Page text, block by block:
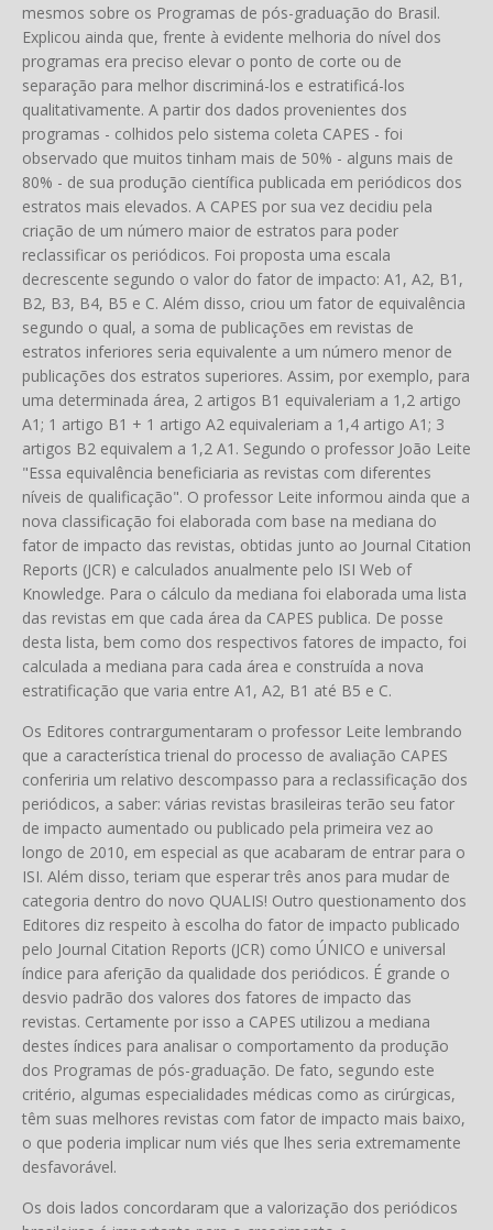
mesmos sobre os Programas de pós-graduação do Brasil.
Explicou ainda que, frente à evidente melhoria do nível dos
programas era preciso elevar o ponto de corte ou de
separação para melhor discriminá-los e estratificá-los
qualitativamente. A partir dos dados provenientes dos
programas - colhidos pelo sistema coleta CAPES - foi
observado que muitos tinham mais de 50% - alguns mais de
80% - de sua produção científica publicada em periódicos dos
estratos mais elevados. A CAPES por sua vez decidiu pela
criação de um número maior de estratos para poder
reclassificar os periódicos. Foi proposta uma escala
decrescente segundo o valor do fator de impacto: A1, A2, B1,
B2, B3, B4, B5 e C. Além disso, criou um fator de equivalência
segundo o qual, a soma de publicações em revistas de
estratos inferiores seria equivalente a um número menor de
publicações dos estratos superiores. Assim, por exemplo, para
uma determinada área, 2 artigos B1 equivaleriam a 1,2 artigo
A1; 1 artigo B1 + 1 artigo A2 equivaleriam a 1,4 artigo A1; 3
artigos B2 equivalem a 1,2 A1. Segundo o professor João Leite
"Essa equivalência beneficiaria as revistas com diferentes
níveis de qualificação". O professor Leite informou ainda que a
nova classificação foi elaborada com base na mediana do
fator de impacto das revistas, obtidas junto ao Journal Citation
Reports (JCR) e calculados anualmente pelo ISI Web of
Knowledge. Para o cálculo da mediana foi elaborada uma lista
das revistas em que cada área da CAPES publica. De posse
desta lista, bem como dos respectivos fatores de impacto, foi
calculada a mediana para cada área e construída a nova
estratificação que varia entre A1, A2, B1 até B5 e C.
Os Editores contrargumentaram o professor Leite lembrando
que a característica trienal do processo de avaliação CAPES
conferiria um relativo descompasso para a reclassificação dos
periódicos, a saber: várias revistas brasileiras terão seu fator
de impacto aumentado ou publicado pela primeira vez ao
longo de 2010, em especial as que acabaram de entrar para o
ISI. Além disso, teriam que esperar três anos para mudar de
categoria dentro do novo QUALIS! Outro questionamento dos
Editores diz respeito à escolha do fator de impacto publicado
pelo Journal Citation Reports (JCR) como ÚNICO e universal
índice para aferição da qualidade dos periódicos. É grande o
desvio padrão dos valores dos fatores de impacto das
revistas. Certamente por isso a CAPES utilizou a mediana
destes índices para analisar o comportamento da produção
dos Programas de pós-graduação. De fato, segundo este
critério, algumas especialidades médicas como as cirúrgicas,
têm suas melhores revistas com fator de impacto mais baixo,
o que poderia implicar num viés que lhes seria extremamente
desfavorável.
Os dois lados concordaram que a valorização dos periódicos